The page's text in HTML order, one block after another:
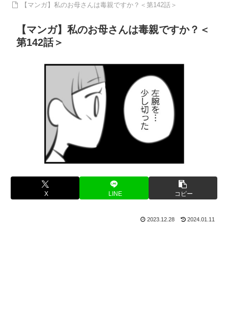
【マンガ】私のお母さんは毒親ですか？＜第142話＞
【マンガ】私のお母さんは毒親ですか？＜
第142話＞
X LINE コピー
2023.12.28 2024.01.11